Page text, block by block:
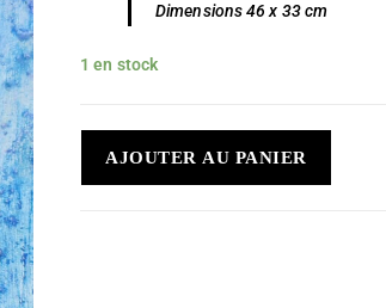
Dimensions 46 x 33 cm
1 en stock
AJOUTER AU PANIER